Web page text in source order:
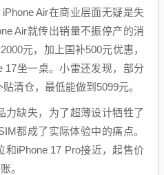
Air在商业层面无疑是失
Air就传出销量不振停产的消
元，加上国补500元优惠，
17坐一桌。小雷还发现，部分
清仓，最低能做到5099元。
力缺失，为了超薄设计牺牲了
都成了实际体验中的痛点。
和iPhone 17 Pro接近，起售价
。